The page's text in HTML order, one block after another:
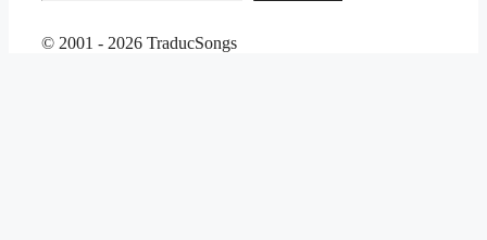
© 2001 - 2026 TraducSongs